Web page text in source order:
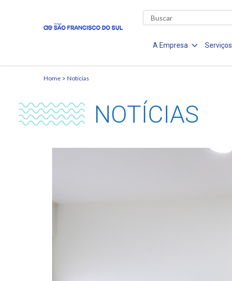
A Empresa Serviços
Home Notícias
NOTÍCIAS